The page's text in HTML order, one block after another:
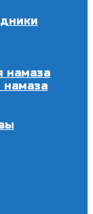
намаза
намаза